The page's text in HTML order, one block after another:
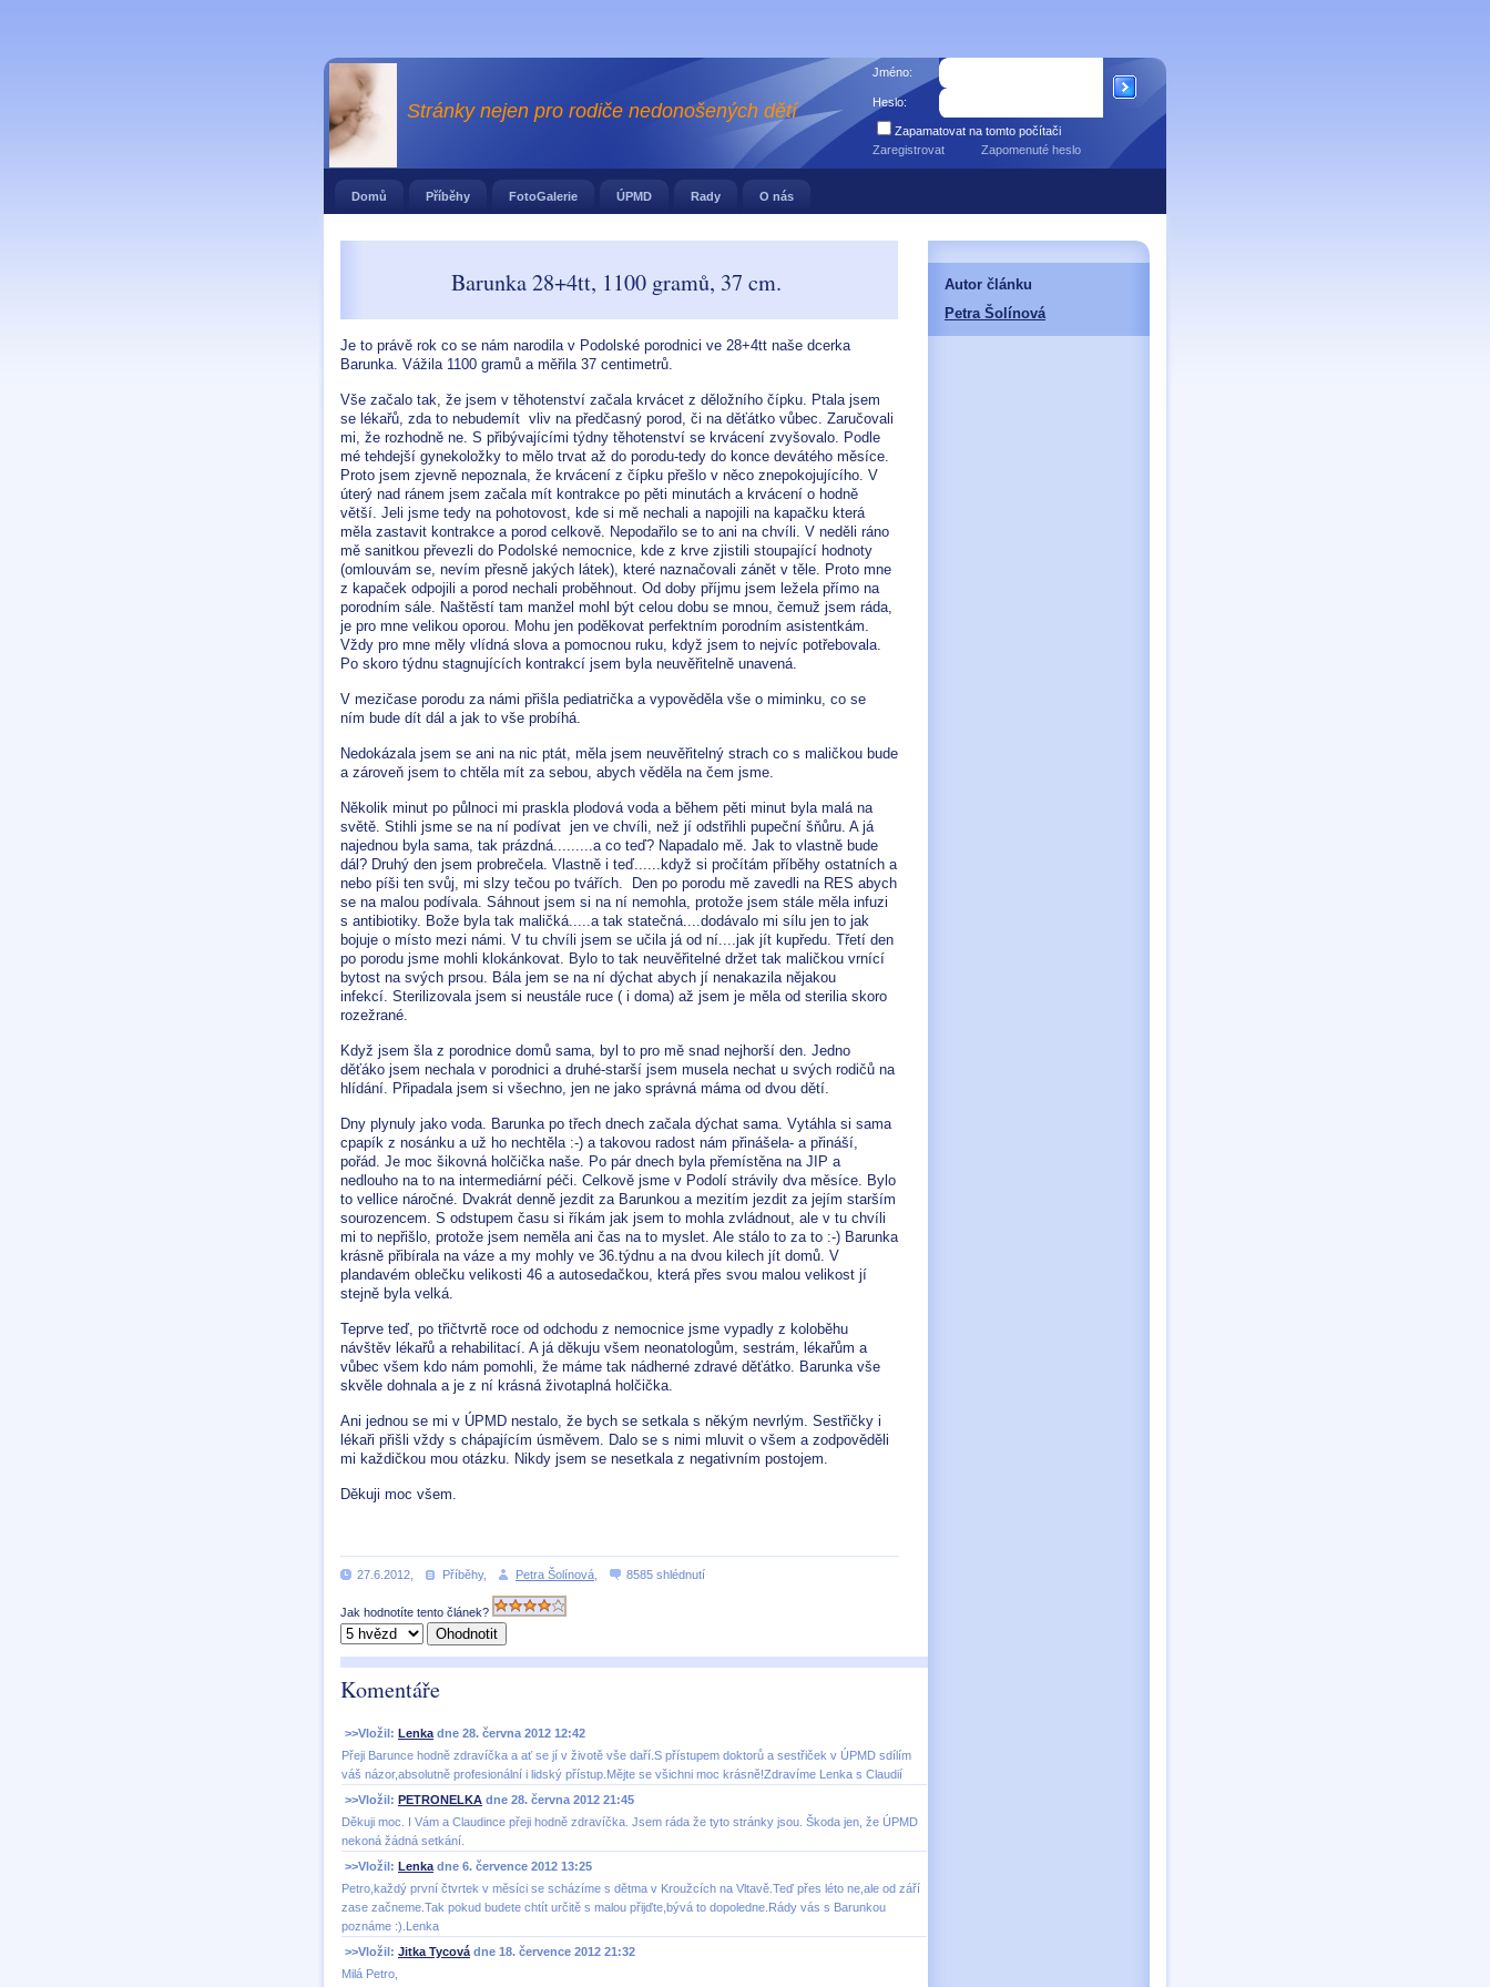
Stránky nejen pro rodiče nedonošených dětí
Jméno:
Heslo:
Zapamatovat na tomto počítači
Zaregistrovat
Zapomenuté heslo
Domů Příběhy FotoGalerie ÚPMD Rady O nás
Barunka 28+4tt, 1100 gramů, 37 cm.
Je to právě rok co se nám narodila v Podolské porodnici ve 28+4tt naše dcerka
Barunka. Vážila 1100 gramů a měřila 37 centimetrů.
Vše začalo tak, že jsem v těhotenství začala krvácet z děložního čípku. Ptala jsem
se lékařů, zda to nebudemít vliv na předčasný porod, či na děťátko vůbec. Zaručovali
mi, že rozhodně ne. S přibývajícími týdny těhotenství se krvácení zvyšovalo. Podle
mé tehdejší gynekoložky to mělo trvat až do porodu-tedy do konce devátého měsíce.
Proto jsem zjevně nepoznala, že krvácení z čípku přešlo v něco znepokojujícího. V
úterý nad ránem jsem začala mít kontrakce po pěti minutách a krvácení o hodně
větší. Jeli jsme tedy na pohotovost, kde si mě nechali a napojili na kapačku která
měla zastavit kontrakce a porod celkově. Nepodařilo se to ani na chvíli. V neděli ráno
mě sanitkou převezli do Podolské nemocnice, kde z krve zjistili stoupající hodnoty
(omlouvám se, nevím přesně jakých látek), které naznačovali zánět v těle. Proto mne
z kapaček odpojili a porod nechali proběhnout. Od doby příjmu jsem ležela přímo na
porodním sále. Naštěstí tam manžel mohl být celou dobu se mnou, čemuž jsem ráda,
je pro mne velikou oporou. Mohu jen poděkovat perfektním porodním asistentkám.
Vždy pro mne měly vlídná slova a pomocnou ruku, když jsem to nejvíc potřebovala.
Po skoro týdnu stagnujících kontrakcí jsem byla neuvěřitelně unavená.
V mezičase porodu za námi přišla pediatrička a vypověděla vše o miminku, co se
ním bude dít dál a jak to vše probíhá.
Nedokázala jsem se ani na nic ptát, měla jsem neuvěřitelný strach co s maličkou bude
a zároveň jsem to chtěla mít za sebou, abych věděla na čem jsme.
Několik minut po půlnoci mi praskla plodová voda a během pěti minut byla malá na
světě. Stihli jsme se na ní podívat jen ve chvíli, než jí odstřihli pupeční šňůru. A já
najednou byla sama, tak prázdná.........a co teď? Napadalo mě. Jak to vlastně bude
dál? Druhý den jsem probrečela. Vlastně i teď......když si pročítám příběhy ostatních a
nebo píši ten svůj, mi slzy tečou po tvářích. Den po porodu mě zavedli na RES abych
se na malou podívala. Sáhnout jsem si na ní nemohla, protože jsem stále měla infuzi
s antibiotiky. Bože byla tak maličká.....a tak statečná....dodávalo mi sílu jen to jak
bojuje o místo mezi námi. V tu chvíli jsem se učila já od ní....jak jít kupředu. Třetí den
po porodu jsme mohli klokánkovat. Bylo to tak neuvěřitelné držet tak maličkou vrnící
bytost na svých prsou. Bála jem se na ní dýchat abych jí nenakazila nějakou
infekcí. Sterilizovala jsem si neustále ruce ( i doma) až jsem je měla od sterilia skoro
rozežrané.
Když jsem šla z porodnice domů sama, byl to pro mě snad nejhorší den. Jedno
děťáko jsem nechala v porodnici a druhé-starší jsem musela nechat u svých rodičů na
hlídání. Připadala jsem si všechno, jen ne jako správná máma od dvou dětí.
Dny plynuly jako voda. Barunka po třech dnech začala dýchat sama. Vytáhla si sama
cpapík z nosánku a už ho nechtěla :-) a takovou radost nám přinášela- a přináší,
pořád. Je moc šikovná holčička naše. Po pár dnech byla přemístěna na JIP a
nedlouho na to na intermediární péči. Celkově jsme v Podolí strávily dva měsíce. Bylo
to vellice náročné. Dvakrát denně jezdit za Barunkou a mezitím jezdit za jejím starším
sourozencem. S odstupem času si říkám jak jsem to mohla zvládnout, ale v tu chvíli
mi to nepřišlo, protože jsem neměla ani čas na to myslet. Ale stálo to za to :-) Barunka
krásně přibírala na váze a my mohly ve 36.týdnu a na dvou kilech jít domů. V
plandavém oblečku velikosti 46 a autosedačkou, která přes svou malou velikost jí
stejně byla velká.
Teprve teď, po třičtvrtě roce od odchodu z nemocnice jsme vypadly z koloběhu
návštěv lékařů a rehabilitací. A já děkuju všem neonatologům, sestrám, lékařům a
vůbec všem kdo nám pomohli, že máme tak nádherné zdravé děťátko. Barunka vše
skvěle dohnala a je z ní krásná životaplná holčička.
Ani jednou se mi v ÚPMD nestalo, že bych se setkala s někým nevrlým. Sestřičky i
lékaři přišli vždy s chápajícím úsměvem. Dalo se s nimi mluvit o všem a zodpověděli
mi každičkou mou otázku. Nikdy jsem se nesetkala z negativním postojem.
Děkuji moc všem.
27.6.2012 Příběhy, Petra Šolínová 8585 shlédnutí
Jak hodnotíte tento článek?
Komentáře
>>Vložil: Lenka dne 28. června 2012 12:42
Přeji Barunce hodně zdravíčka a ať se jí v životě vše daří.S přístupem doktorů a sestřiček v ÚPMD sdílím
váš názor,absolutně profesionální i lidský přístup.Mějte se všichni moc krásně!Zdravíme Lenka s Claudií
>>Vložil: PETRONELKA dne 28. června 2012 21:45
Děkuji moc. I Vám a Claudince přeji hodně zdravíčka. Jsem ráda že tyto stránky jsou. Škoda jen, že ÚPMD
nekoná žádná setkání.
>>Vložil: Lenka dne 6. července 2012 13:25
Petro,každý první čtvrtek v měsíci se scházíme s dětma v Kroužcích na Vltavě.Teď přes léto ne,ale od září
zase začneme.Tak pokud budete chtít určitě s malou přijďte,bývá to dopoledne.Rády vás s Barunkou
poznáme :).Lenka
>>Vložil: Jitka Tycová dne 18. července 2012 21:32
Milá Petro,
Autor článku
Petra Šolínová